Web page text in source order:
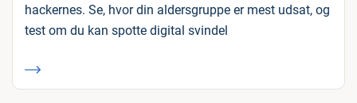
hackernes. Se, hvor din aldersgruppe er mest udsat, og
test om du kan spotte digital svindel